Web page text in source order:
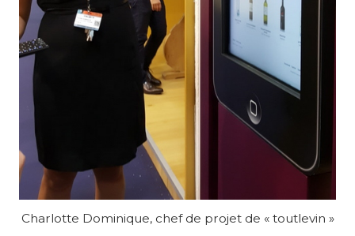
Charlotte Dominique, chef de projet de « toutlevin »